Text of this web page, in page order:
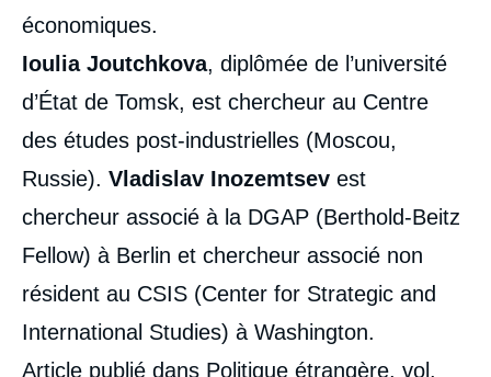
économiques.
Ioulia Joutchkova, diplômée de l’université
d’État de Tomsk, est chercheur au Centre
des études post-industrielles (Moscou,
Russie). Vladislav Inozemtsev est
chercheur associé à la DGAP (Berthold-Beitz
Fellow) à Berlin et chercheur associé non
résident au CSIS (Center for Strategic and
International Studies) à Washington.
Article publié dans Politique étrangère, vol.